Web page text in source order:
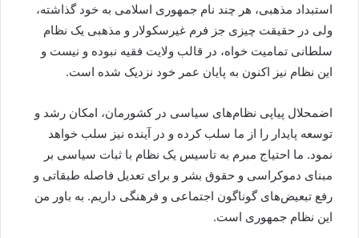
استبداد مذهبی، هر چند نام جمهوری اسلامی به خود گذاشته،
ولی در حقیقت چیزی جز فرم غیرسکولار و مذهبی یک نظام
سلطانی تمامیت خواه، در قالب ولایت فقیه نبوده و نیست و
این نظام نیز اکنون به پایان عمر خود نزدیک‌ شده است.
اضمحلال پیاپی نظام‌های سیاسی در کشورمان، امکان رشد و
توسعه پایدار را از ما سلب کرده و در آینده نیز سلب خواهد
نمود. ما احتیاج مبرم به تاسیس یک نظام با ثبات سیاسی بر
مبنای دموکراسی و حقوق بشر و برای تعدیل فاصله طبقاتی و
رفع تبعیض‌های گوناگون اجتماعی و فرهنگی داریم. به باور من
این نظام جمهوری است.